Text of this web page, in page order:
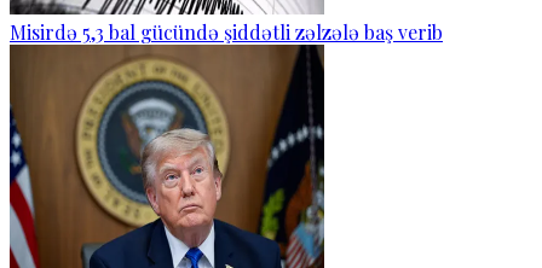
Misirdə 5,3 bal gücündə şiddətli zəlzələ baş verib